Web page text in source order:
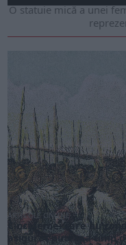
O statuie mică a unei
ARTICOLE ONLINE
Cinci femei care au
asigurat puterea timp